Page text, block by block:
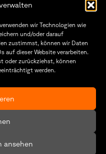
wir Technologien wie
und/oder darauf
zustimmst, können wir Daten
auf dieser Website verarbeiten.
oder zurückziehst, können
werden.
ansehen
Dekanat
– Freitag
– 12:00
& Donnerstag
– 15:30